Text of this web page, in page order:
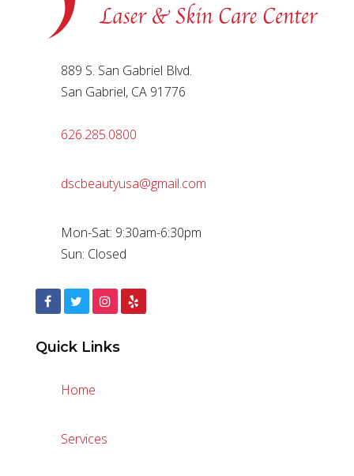
889 S. San Gabriel Blvd.
San Gabriel, CA 91776
626.285.0800
dscbeautyusa@gmail.com
Mon-Sat: 9:30am-6:30pm
Sun: Closed
Quick Links
Home
Services